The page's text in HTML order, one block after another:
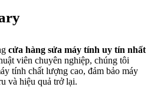
cửa hàng sửa máy tính uy tín nhất
viên chuyên nghiệp, chúng tôi
tính chất lượng cao, đảm bảo máy
và hiệu quả trở lại.